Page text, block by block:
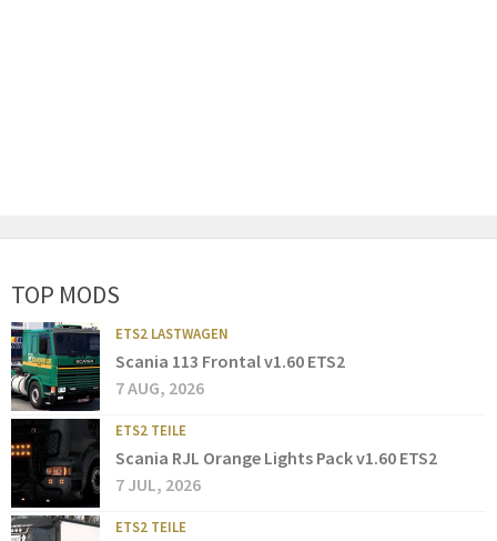
TOP MODS
ETS2 LASTWAGEN
Scania 113 Frontal v1.60 ETS2
7 AUG, 2026
ETS2 TEILE
Scania RJL Orange Lights Pack v1.60 ETS2
7 JUL, 2026
ETS2 TEILE